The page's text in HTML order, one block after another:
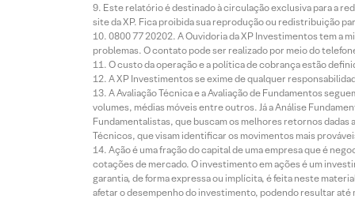
Este relatório é destinado à circulação exclusiva para a
site da XP. Fica proibida sua reprodução ou redistribuição
0800 77 20202. A Ouvidoria da XP Investimentos tem a
problemas. O contato pode ser realizado por meio do
O custo da operação e a política de cobrança estão
A XP Investimentos se exime de qualquer
A Avaliação Técnica e a Avaliação de Fundamentos
volumes, médias móveis entre outros. Já a Análise
Fundamentalistas, que buscam os melhores retornos
Técnicos, que visam identificar os movimentos mais
Ação é uma fração do capital de uma empresa que é
cotações de mercado. O investimento em ações é um
garantia, de forma expressa ou implícita, é feita neste
afetar o desempenho do investimento, podendo resultar